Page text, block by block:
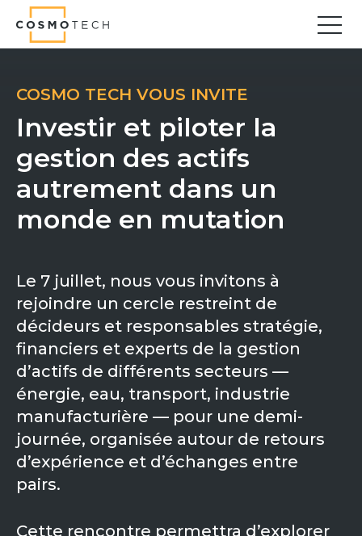
Asset Management
Asset Investment Planning
Optimal Asset Management Strategies
Sustainable Asset Management
Supply Chain
Supply Chain Planning
Inventory Optimization
Tariffs Uncertainty and Risks
Partner co-innovation
SAP Integrated Business Planning
IBM Maximo Application Suite
Services
COSMO TECH VOUS INVITE
Investir et piloter la
gestion des actifs
autrement dans un
monde en mutation
Le 7 juillet, nous vous invitons à
rejoindre un cercle restreint de
décideurs et responsables stratégie,
financiers et experts de la gestion
d’actifs de différents secteurs —
énergie, eau, transport, industrie
manufacturière — pour une demi-
journée, organisée autour de retours
d’expérience et d’échanges entre
pairs.
Cette rencontre permettra d’explorer